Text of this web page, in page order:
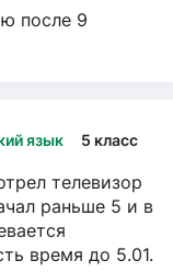
после 9
язык 5 класс
телевизор
раньше 5 и в
время до 5.01.